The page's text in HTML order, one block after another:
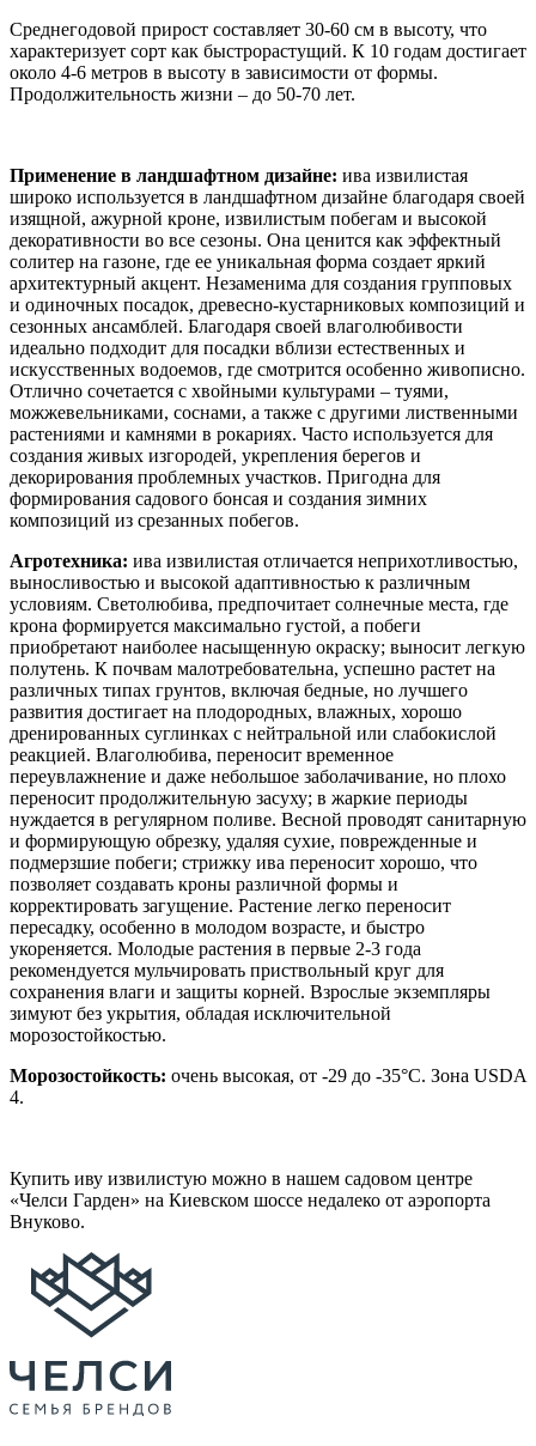
Среднегодовой прирост составляет 30-60 см в высоту, что
характеризует сорт как быстрорастущий. К 10 годам достигает
около 4-6 метров в высоту в зависимости от формы.
Продолжительность жизни – до 50-70 лет.
Применение в ландшафтном дизайне: ива извилистая
широко используется в ландшафтном дизайне благодаря своей
изящной, ажурной кроне, извилистым побегам и высокой
декоративности во все сезоны. Она ценится как эффектный
солитер на газоне, где ее уникальная форма создает яркий
архитектурный акцент. Незаменима для создания групповых
и одиночных посадок, древесно-кустарниковых композиций и
сезонных ансамблей. Благодаря своей влаголюбивости
идеально подходит для посадки вблизи естественных и
искусственных водоемов, где смотрится особенно живописно.
Отлично сочетается с хвойными культурами – туями,
можжевельниками, соснами, а также с другими лиственными
растениями и камнями в рокариях. Часто используется для
создания живых изгородей, укрепления берегов и
декорирования проблемных участков. Пригодна для
формирования садового бонсая и создания зимних
композиций из срезанных побегов.
Агротехника: ива извилистая отличается неприхотливостью,
выносливостью и высокой адаптивностью к различным
условиям. Светолюбива, предпочитает солнечные места, где
крона формируется максимально густой, а побеги
приобретают наиболее насыщенную окраску; выносит легкую
полутень. К почвам малотребовательна, успешно растет на
различных типах грунтов, включая бедные, но лучшего
развития достигает на плодородных, влажных, хорошо
дренированных суглинках с нейтральной или слабокислой
реакцией. Влаголюбива, переносит временное
переувлажнение и даже небольшое заболачивание, но плохо
переносит продолжительную засуху; в жаркие периоды
нуждается в регулярном поливе. Весной проводят санитарную
и формирующую обрезку, удаляя сухие, поврежденные и
подмерзшие побеги; стрижку ива переносит хорошо, что
позволяет создавать кроны различной формы и
корректировать загущение. Растение легко переносит
пересадку, особенно в молодом возрасте, и быстро
укореняется. Молодые растения в первые 2-3 года
рекомендуется мульчировать приствольный круг для
сохранения влаги и защиты корней. Взрослые экземпляры
зимуют без укрытия, обладая исключительной
морозостойкостью.
Морозостойкость: очень высокая, от -29 до -35°C. Зона USDA
4.
Купить иву извилистую можно в нашем садовом центре
«Челси Гарден» на Киевском шоссе недалеко от аэропорта
Внуково.